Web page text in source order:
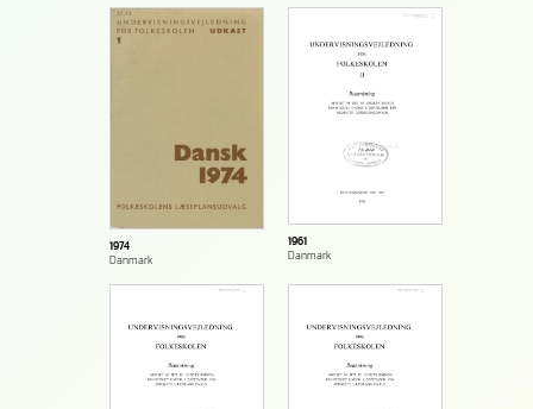
1974
Danmark
1961
Danmark